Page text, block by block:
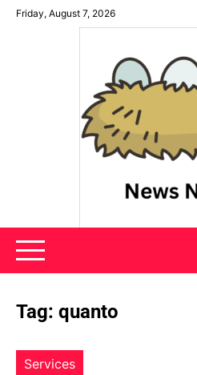
SkipFriday, August 7, 2026
News Nest
Tag: quanto
Services